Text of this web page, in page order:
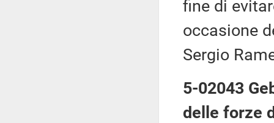
fine di
occasione
Sergio
5-02043
delle forze